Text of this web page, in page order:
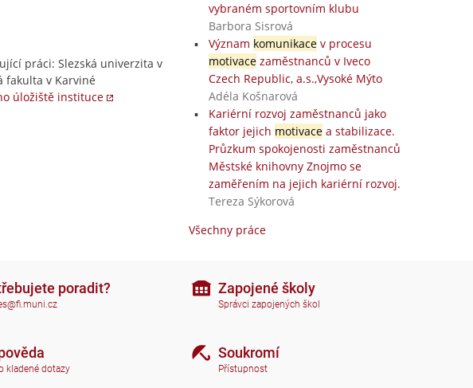
práci: Slezská univerzita v
fakulta v Karviné
úložiště instituce
vybraném sportovním klubu
Barbora Sisrová
Význam komunikacev procesu
motivacezaměstnanců v Iveco
Czech Republic, a.s.,Vysoké Mýto
Adéla Košnarová
Kariérní rozvoj zaměstnanců jako
faktor jejich motivacea stabilizace.
Průzkum spokojenosti zaměstnanců
Městské knihovny Znojmo se
zaměřením na jejich kariérní rozvoj.
Tereza Sýkorová
Všechny práce
poradit?
kladené dotazy
Zapojené školy
Správci zapojených škol
Soukromí
Přístupnost